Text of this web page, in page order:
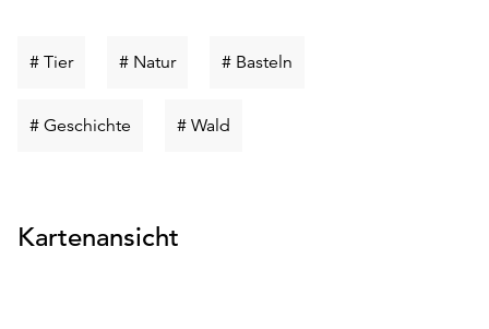
# TierSchlüsselwort
# NaturSchlüsselwort
# Basteln
# Geschichte Schlüsselwort
# Wald
Kartenansicht